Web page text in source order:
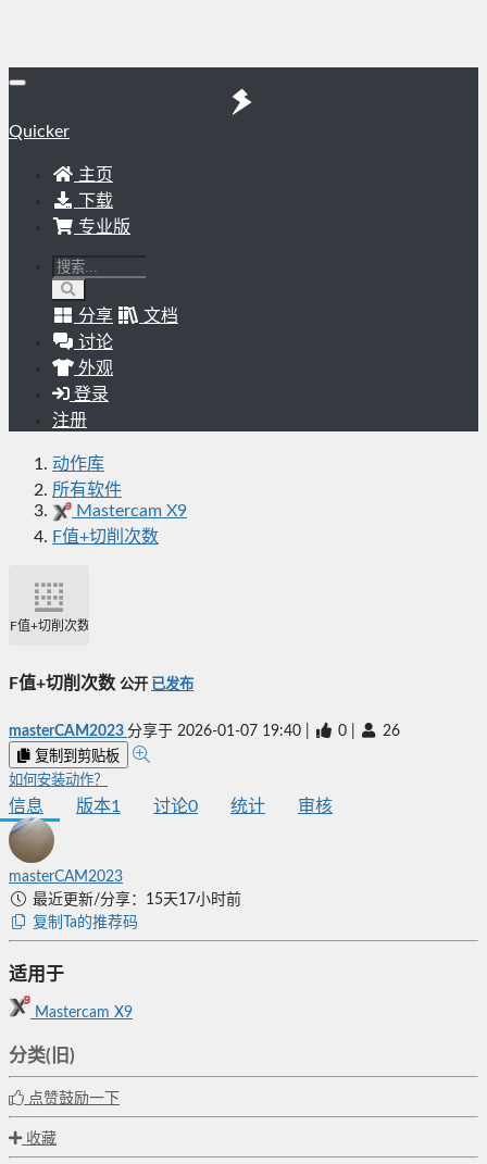
Quicker
主页
下载
专业版
分享
文档
讨论
外观
登录
注册
动作库
所有软件
Mastercam X9
F值+切削次数
F值+切削次数
F值+切削次数 公开 已发布
masterCAM2023 分享于 2026-01-07 19:40 0 26
复制到剪贴板
如何安装动作？
信息 版本1 讨论0 统计 审核
masterCAM2023
最近更新/分享：15天17小时前
复制Ta的推荐码
适用于
Mastercam X9
分类(旧)
点赞鼓励一下
收藏